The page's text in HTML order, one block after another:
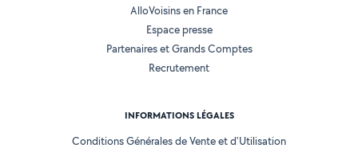
AlloVoisins en France
Espace presse
Partenaires et Grands Comptes
Recrutement
INFORMATIONS LÉGALES
Conditions Générales de Vente et d'Utilisation